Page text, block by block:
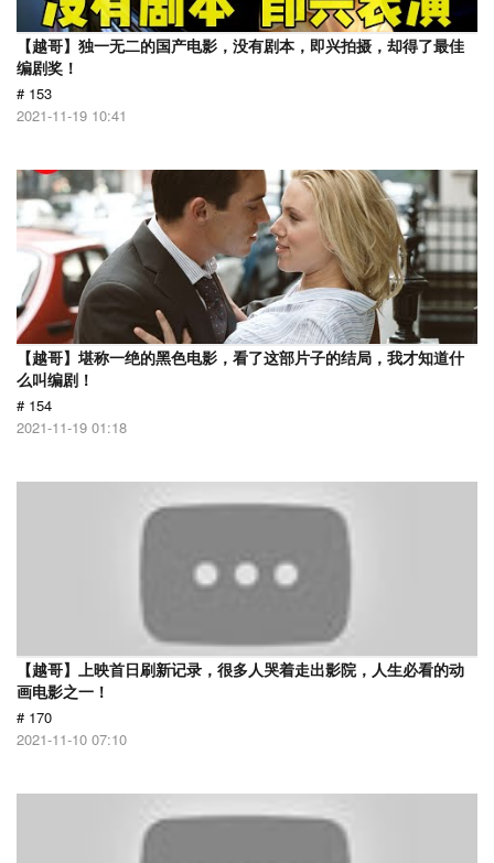
【越哥】独一无二的国产电影，没有剧本，即兴拍摄，却得了最佳
编剧奖！
# 153
2021-11-19 10:41
【越哥】堪称一绝的黑色电影，看了这部片子的结局，我才知道什
么叫编剧！
# 154
2021-11-19 01:18
【越哥】上映首日刷新记录，很多人哭着走出影院，人生必看的动
画电影之一！
# 170
2021-11-10 07:10